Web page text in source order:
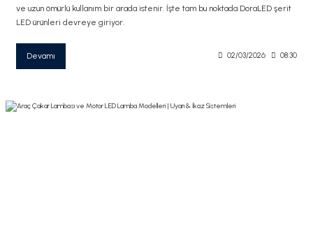
ve uzun ömürlü kullanım bir arada istenir. İşte tam bu noktada DoraLED şerit
LED ürünleri devreye giriyor.
Devamı 02/03/2026 08:30